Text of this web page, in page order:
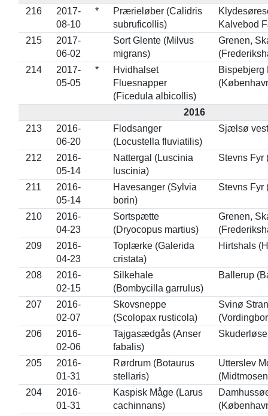
216
2017-
08-10
*
Prærieløber (Calidris
subruficollis)
Kalvebod
215
2017-
06-02
Sort Glente (Milvus
migrans)
Grenen,
214
2017-
05-05
*
Hvidhalset
Fluesnapper
(Ficedula albicollis)
Bispebjerg
2016
213
2016-
06-20
Flodsanger
(Locustella fluviatilis)
Sjælsø
212
2016-
05-14
Nattergal (Luscinia
luscinia)
Stevns Fyr
211
2016-
05-14
Havesanger (Sylvia
borin)
Stevns Fyr
210
2016-
04-23
Sortspætte
(Dryocopus martius)
Grenen,
209
2016-
04-23
Toplærke (Galerida
cristata)
Hirtshals
208
2016-
02-15
Silkehale
(Bombycilla garrulus)
Ballerup
207
2016-
02-07
Skovsneppe
(Scolopax rusticola)
Svinø
206
2016-
02-06
Tajgasædgås (Anser
fabalis)
205
2016-
01-31
Rørdrum (Botaurus
stellaris)
Utterslev
204
2016-
01-31
Kaspisk Måge (Larus
cachinnans)